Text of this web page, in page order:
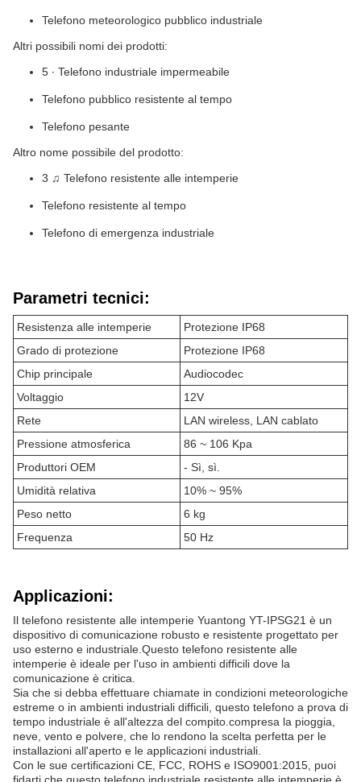
Telefono meteorologico pubblico industriale
Altri possibili nomi dei prodotti:
5 ∙ Telefono industriale impermeabile
Telefono pubblico resistente al tempo
Telefono pesante
Altro nome possibile del prodotto:
3 ♫ Telefono resistente alle intemperie
Telefono resistente al tempo
Telefono di emergenza industriale
Parametri tecnici:
Resistenza alle intemperie
Protezione IP68
Grado di protezione
Protezione IP68
Chip principale
Audiocodec
Voltaggio
12V
Rete
LAN wireless, LAN cablato
Pressione atmosferica
86 ~ 106 Kpa
Produttori OEM
- Sì, sì.
Umidità relativa
10% ~ 95%
Peso netto
6 kg
Frequenza
50 Hz
Applicazioni:
Il telefono resistente alle intemperie Yuantong YT-IPSG21 è un
dispositivo di comunicazione robusto e resistente progettato per
uso esterno e industriale.Questo telefono resistente alle
intemperie è ideale per l'uso in ambienti difficili dove la
comunicazione è critica.
Sia che si debba effettuare chiamate in condizioni meteorologiche
estreme o in ambienti industriali difficili, questo telefono a prova di
tempo industriale è all'altezza del compito.compresa la pioggia,
neve, vento e polvere, che lo rendono la scelta perfetta per le
installazioni all'aperto e le applicazioni industriali.
Con le sue certificazioni CE, FCC, ROHS e ISO9001:2015, puoi